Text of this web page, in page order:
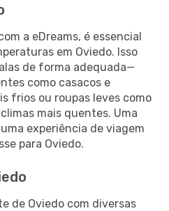
a eDreams, é essencial
em Oviedo. Isso
de forma adequada—
como casacos e
frios ou roupas leves como
mais quentes. Uma
experiência de viagem
para Oviedo.
de Oviedo com diversas